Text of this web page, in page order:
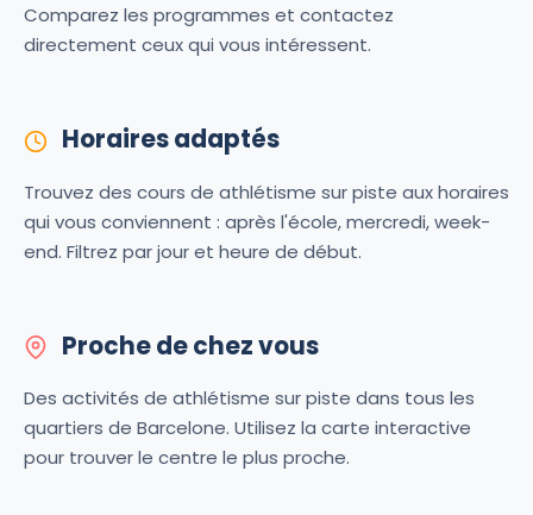
Comparez les programmes et contactez
directement ceux qui vous intéressent.
Horaires adaptés
Trouvez des cours de athlétisme sur piste aux horaires
qui vous conviennent : après l'école, mercredi, week-
end. Filtrez par jour et heure de début.
Proche de chez vous
Des activités de athlétisme sur piste dans tous les
quartiers de Barcelone. Utilisez la carte interactive
pour trouver le centre le plus proche.